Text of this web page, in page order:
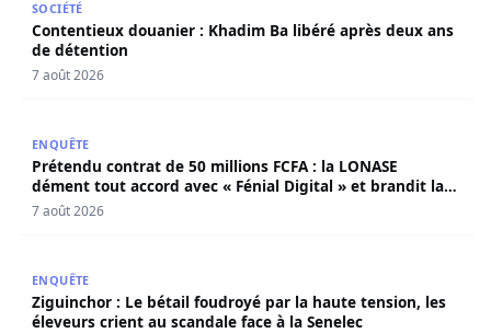
SOCIÉTÉ
Contentieux douanier : Khadim Ba libéré après deux ans
de détention
7 août 2026
ENQUÊTE
Prétendu contrat de 50 millions FCFA : la LONASE
dément tout accord avec « Fénial Digital » et brandit la
menace de poursuites
7 août 2026
ENQUÊTE
Ziguinchor : Le bétail foudroyé par la haute tension, les
éleveurs crient au scandale face à la Senelec